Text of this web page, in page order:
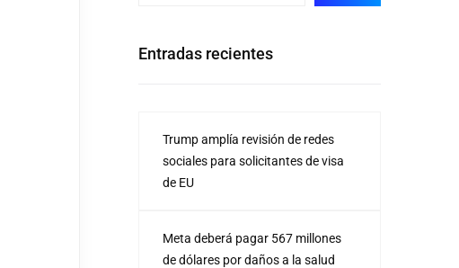
Entradas recientes
Trump amplía revisión de redes
sociales para solicitantes de visa
de EU
Meta deberá pagar 567 millones
de dólares por daños a la salud